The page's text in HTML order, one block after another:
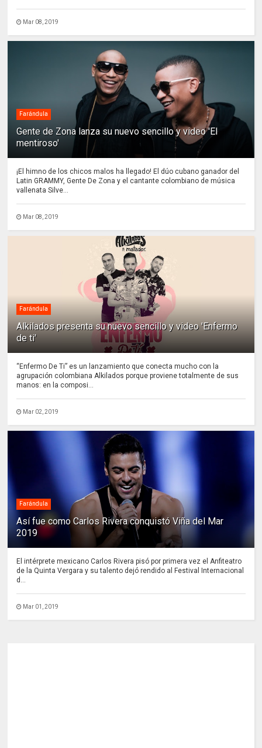
Mar 08, 2019
Farándula
Gente de Zona lanza su nuevo sencillo y video 'El
mentiroso'
¡El himno de los chicos malos ha llegado! El dúo cubano ganador del
Latin GRAMMY, Gente De Zona y el cantante colombiano de música
vallenata Silve...
Mar 08, 2019
Farándula
Alkilados presenta su nuevo sencillo y video 'Enfermo
de ti'
“Enfermo De Ti” es un lanzamiento que conecta mucho con la
agrupación colombiana Alkilados porque proviene totalmente de sus
manos: en la composi...
Mar 02, 2019
Farándula
Así fue como Carlos Rivera conquistó Viña del Mar
2019
El intérprete mexicano Carlos Rivera pisó por primera vez el Anfiteatro
de la Quinta Vergara y su talento dejó rendido al Festival Internacional
d...
Mar 01, 2019